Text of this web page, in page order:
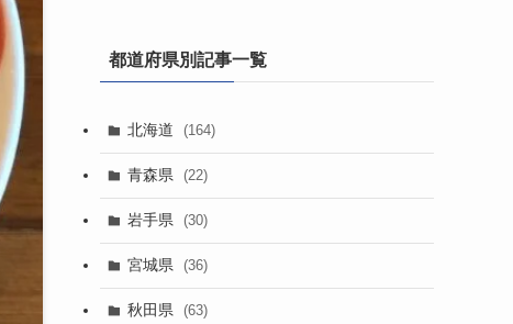
都道府県別記事一覧
北海道 (164)
青森県 (22)
岩手県 (30)
宮城県 (36)
秋田県 (63)